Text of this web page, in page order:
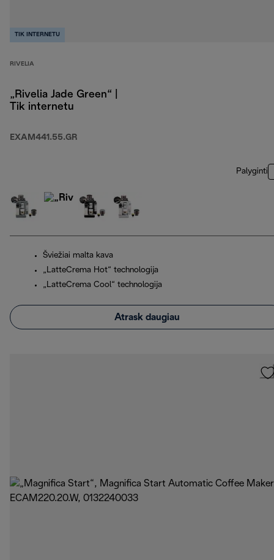
TIK INTERNETU
RIVELIA
„Rivelia Jade Green“ |
Tik internetu
EXAM441.55.GR
Palyginti
Šviežiai malta kava
„LatteCrema Hot“ technologija
„LatteCrema Cool“ technologija
Atrask daugiau